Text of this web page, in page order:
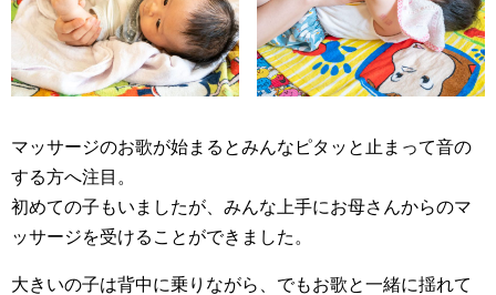
マッサージのお歌が始まるとみんなピタッと止まって音の
する方へ注目。
初めての子もいましたが、みんな上手にお母さんからのマ
ッサージを受けることができました。
大きいの子は背中に乗りながら、でもお歌と一緒に揺れて